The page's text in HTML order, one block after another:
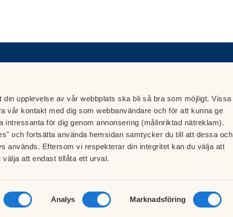
upplevelse av vår webbplats ska bli så bra som möjligt. Vissa
vår kontakt med dig som webbanvändare och för att kunna ge
intressanta för dig genom annonsering (målinriktad nätreklam).
och fortsätta använda hemsidan samtycker du till att dessa och
används. Eftersom vi respekterar din integritet kan du välja att
att endast tillåta ett urval.
Analys Marknadsföring
32 (HSB
Besök HSB.se
Läs mer om cookies här
Cookieinställningar
Redigera hemsida